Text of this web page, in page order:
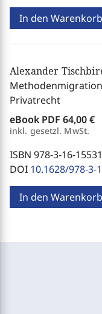
In den Warenkorb
Alexander
Privatrecht
eBook PDF 64,00 €
inkl. gesetzl. MwSt.
ISBN 978-3-16-
DOI 10.1628/978-3-
In den Warenkorb